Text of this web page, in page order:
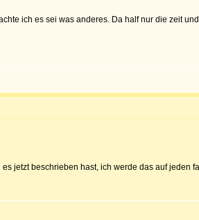
ich es sei was anderes. Da half nur die zeit
jetzt beschrieben hast, ich werde das auf jeden